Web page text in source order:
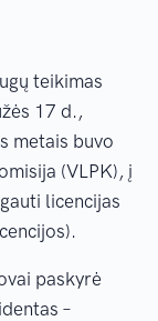
teikimas
17 d.,
metais buvo
(VLPK), į
licencijas
paskyrė
–